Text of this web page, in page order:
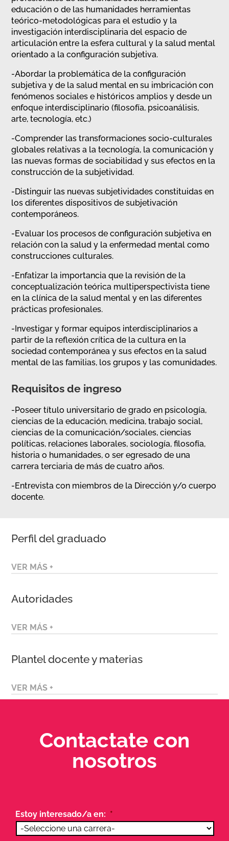
educación o de las humanidades herramientas
teórico-metodológicas para el estudio y la
investigación interdisciplinaria del espacio de
articulación entre la esfera cultural y la salud mental
orientado a la configuración subjetiva.
-Abordar la problemática de la configuración
subjetiva y de la salud mental en su imbricación con
fenómenos sociales e históricos amplios y desde un
enfoque interdisciplinario (filosofía, psicoanálisis,
arte, tecnología, etc.)
-Comprender las transformaciones socio-culturales
globales relativas a la tecnología, la comunicación y
las nuevas formas de sociabilidad y sus efectos en la
construcción de la subjetividad.
-Distinguir las nuevas subjetividades constituidas en
los diferentes dispositivos de subjetivación
contemporáneos.
-Evaluar los procesos de configuración subjetiva en
relación con la salud y la enfermedad mental como
construcciones culturales.
-Enfatizar la importancia que la revisión de la
conceptualización teórica multiperspectivista tiene
en la clínica de la salud mental y en las diferentes
prácticas profesionales.
-Investigar y formar equipos interdisciplinarios a
partir de la reflexión crítica de la cultura en la
sociedad contemporánea y sus efectos en la salud
mental de las familias, los grupos y las comunidades.
Requisitos de ingreso
-Poseer título universitario de grado en psicología,
ciencias de la educación, medicina, trabajo social,
ciencias de la comunicación/sociales, ciencias
políticas, relaciones laborales, sociología, filosofía,
historia o humanidades, o ser egresado de una
carrera terciaria de más de cuatro años.
-Entrevista con miembros de la Dirección y/o cuerpo
docente.
Perfil del graduado
VER MÁS +
Autoridades
VER MÁS +
Plantel docente y materias
VER MÁS +
Contactate con
nosotros
Estoy interesado/a en: *